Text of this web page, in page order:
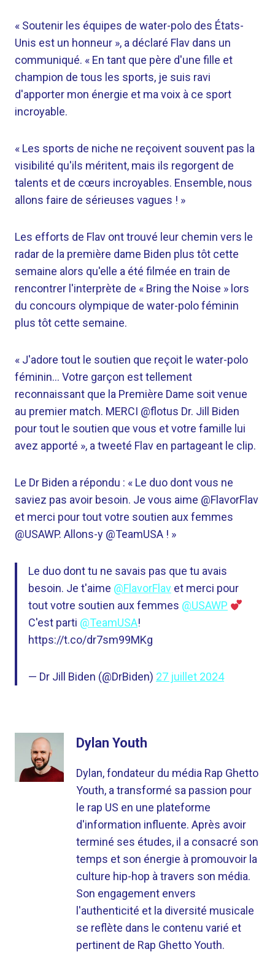
« Soutenir les équipes de water-polo des États-
Unis est un honneur », a déclaré Flav dans un
communiqué. « En tant que père d'une fille et
champion de tous les sports, je suis ravi
d'apporter mon énergie et ma voix à ce sport
incroyable.
« Les sports de niche ne reçoivent souvent pas la
visibilité qu'ils méritent, mais ils regorgent de
talents et de cœurs incroyables. Ensemble, nous
allons faire de sérieuses vagues ! »
Les efforts de Flav ont trouvé leur chemin vers le
radar de la première dame Biden plus tôt cette
semaine alors qu'elle a été filmée en train de
rencontrer l'interprète de « Bring the Noise » lors
du concours olympique de water-polo féminin
plus tôt cette semaine.
« J'adore tout le soutien que reçoit le water-polo
féminin… Votre garçon est tellement
reconnaissant que la Première Dame soit venue
au premier match. MERCI @flotus Dr. Jill Biden
pour tout le soutien que vous et votre famille lui
avez apporté », a tweeté Flav en partageant le clip.
Le Dr Biden a répondu : « Le duo dont vous ne
saviez pas avoir besoin. Je vous aime @FlavorFlav
et merci pour tout votre soutien aux femmes
@USAWP. Allons-y @TeamUSA ! »
Le duo dont tu ne savais pas que tu avais
besoin. Je t'aime @FlavorFlav et merci pour
tout votre soutien aux femmes @USAWP
C'est parti @TeamUSA!
https://t.co/dr7sm99MKg
— Dr Jill Biden (@DrBiden) 27 juillet 2024
Dylan Youth
Dylan, fondateur du média Rap Ghetto
Youth, a transformé sa passion pour
le rap US en une plateforme
d'information influente. Après avoir
terminé ses études, il a consacré son
temps et son énergie à promouvoir la
culture hip-hop à travers son média.
Son engagement envers
l'authenticité et la diversité musicale
se reflète dans le contenu varié et
pertinent de Rap Ghetto Youth.